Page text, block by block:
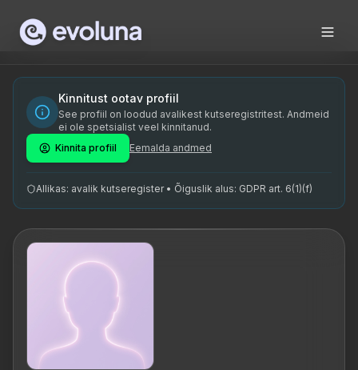
Vaike Luhaste is a certified Transcendental Meditation
Vaike Luhaste on spetsialiseerunud Transtsendentaalsele
meditatsiooniõpetaja, transtsendentaalne meditatsioon,
Kinnitust ootav profiil
See profiil on loodud avalikest kutseregistritest. Andmeid
ei ole spetsialist veel kinnitanud.
Kinnita profiil
Eemalda andmed
Allikas: avalik kutseregister • Õiguslik alus: GDPR art. 6(1)(f)